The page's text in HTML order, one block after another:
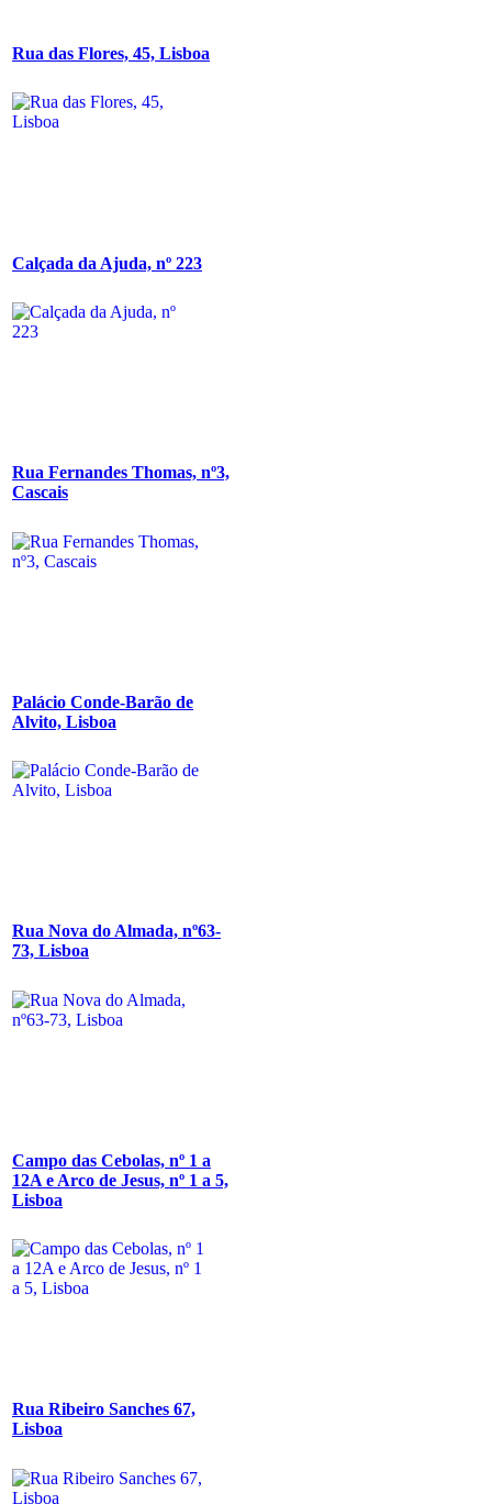
Rua das Flores, 45, Lisboa
Calçada da Ajuda, nº 223
Rua Fernandes Thomas, nº3,
Cascais
Palácio Conde-Barão de
Alvito, Lisboa
Rua Nova do Almada, nº63-
73, Lisboa
Campo das Cebolas, nº 1 a
12A e Arco de Jesus, nº 1 a 5,
Lisboa
Rua Ribeiro Sanches 67,
Lisboa